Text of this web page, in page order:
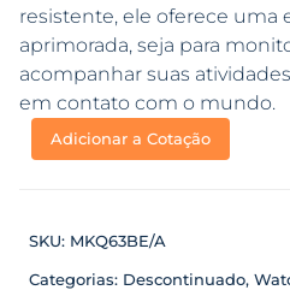
resistente, ele oferece uma
aprimorada, seja para
acompanhar suas
em contato com o mundo.
Adicionar a Cotação
SKU: MKQ63BE/A
Categorias: Descontinuado,